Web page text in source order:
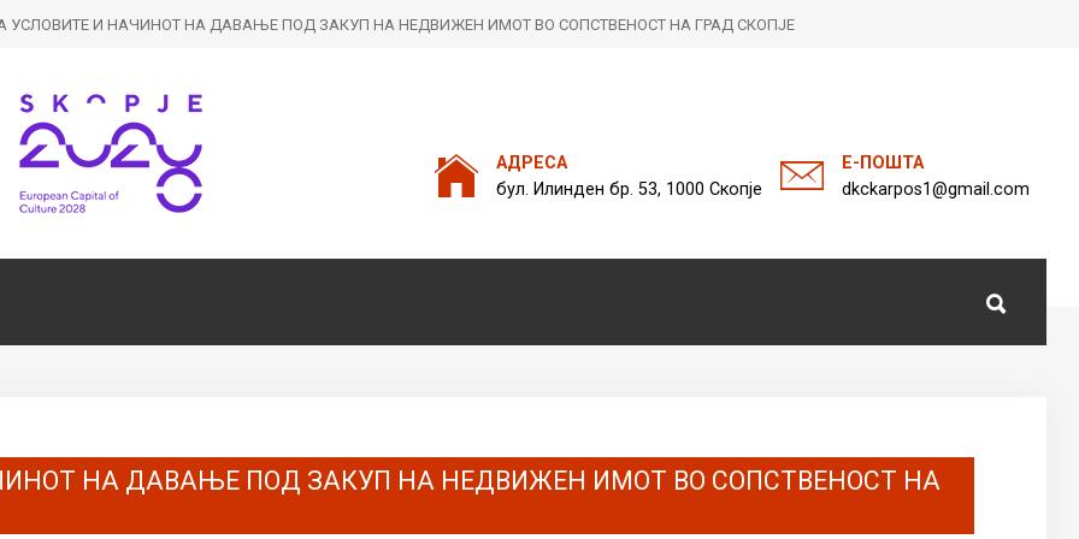
УСЛОВИТЕ И НАЧИНОТ НA ДАВАЊЕ ПОД ЗАКУП НА НЕДВИЖЕН ИМОТ ВО СОПСТВЕНОСТ НА ГРАД СКОПЈЕ
АДРЕСА
бул. Илинден бр. 53, 1000 Скопје
Е-ПОШТА
dkckarpos1@gmail.com
Пребарајтена нашата веб страна
НA ДАВАЊЕ ПОД ЗАКУП НА НЕДВИЖЕН ИМОТ ВО СОПСТВЕНОСТ НА